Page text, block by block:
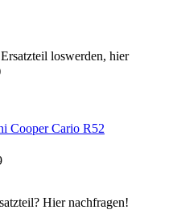
loswerden, hier
Cooper Cario R52
Hier nachfragen!